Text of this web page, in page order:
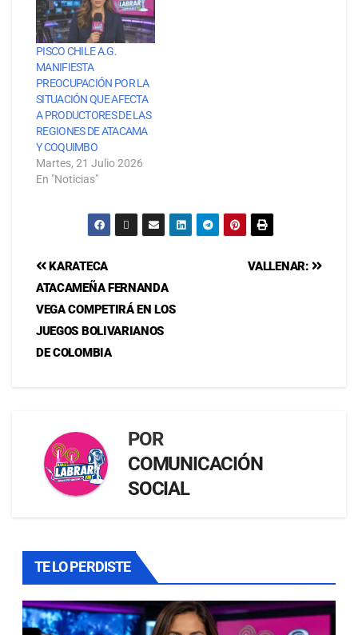
PISCO CHILE A.G.
MANIFIESTA
PREOCUPACIÓN POR LA
SITUACIÓN QUE AFECTA
A PRODUCTORES DE LAS
REGIONES DE ATACAMA
Y COQUIMBO
Martes, 21 Julio 2026
En "Noticias"
VALLENAR:
KARATECA
ATACAMEÑA FERNANDA
VEGA COMPETIRÁ EN LOS
JUEGOS BOLIVARIANOS
DE COLOMBIA
POR
COMUNICACIÓN
SOCIAL
TE LO PERDISTE